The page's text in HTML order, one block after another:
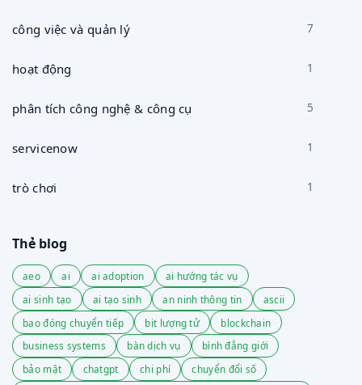
công việc và quản lý 7
hoạt động 1
phân tích công nghệ & công cụ 5
servicenow 1
trò chơi 1
Thẻ blog
aeo ai ai adoption
ai hướng tác vụ
ai sinh tạo
ai tạo sinh an ninh thông tin
ascii
bao đóng chuyển tiếp
bit lượng tử
blockchain
business systems
bàn dịch vụ
bình đẳng giới
bảo mật
chatgpt chi phí
chuyển đổi số